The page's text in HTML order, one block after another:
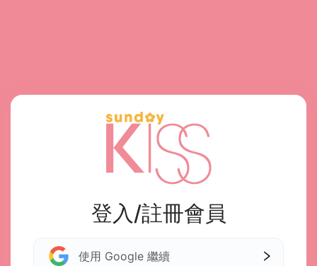
登入/註冊會員
使用 Google 繼續